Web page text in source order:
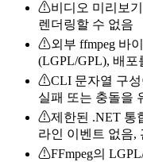
⚠비디오 미리보
렌더링할 수 없음
⚠외부 ffmpeg 바
(LGPL/GPL), 배포
⚠CLI 문자열 구
실패 또는 충돌을
⚠제한된 .NET 통
라인 이벤트 없음,
⚠FFmpeg의